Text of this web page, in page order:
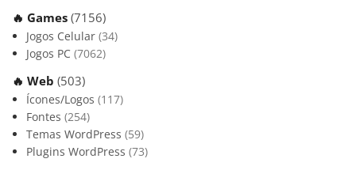
🔥 Games (7156)
Jogos Celular (34)
Jogos PC (7062)
🔥 Web (503)
Ícones/Logos (117)
Fontes (254)
Temas WordPress (59)
Plugins WordPress (73)